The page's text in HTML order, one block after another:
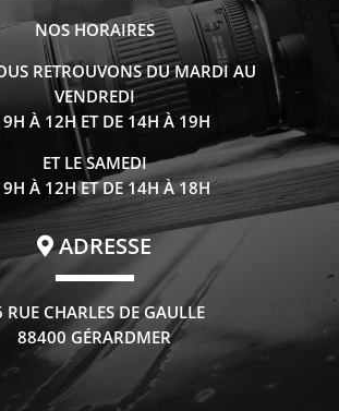
NOS HORAIRES
RETROUVONS DU MARDI AU
VENDREDI
9H À 12H ET DE 14H À 19H
ET LE SAMEDI
9H À 12H ET DE 14H À 18H
ADRESSE
RUE CHARLES DE GAULLE
88400 GÉRARDMER